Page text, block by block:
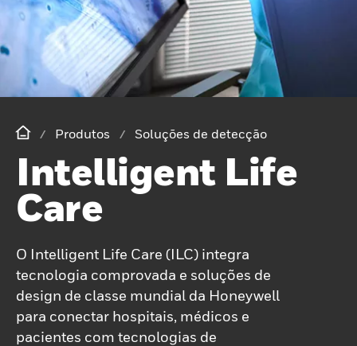
Produtos Soluções de detecção
Intelligent Life
Care
O Intelligent Life Care (ILC) integra
tecnologia comprovada e soluções de
design de classe mundial da Honeywell
para conectar hospitais, médicos e
pacientes com tecnologias de